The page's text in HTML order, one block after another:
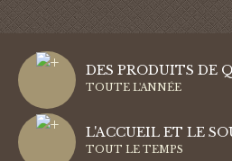
DES PRODUITS DE
TOUTE L'ANNÉE
L'ACCUEIL ET LE
TOUT LE TEMPS